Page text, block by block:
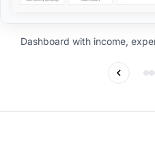
Dashboard with income,